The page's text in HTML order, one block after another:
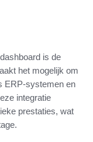
is de
het mogelijk om
ERP-systemen en
integratie
prestaties, wat